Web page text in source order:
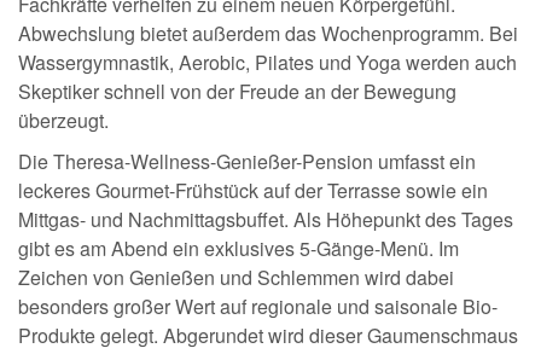
Abwechslung bietet außerdem das Wochenprogramm. Bei
Wassergymnastik, Aerobic, Pilates und Yoga werden auch
Skeptiker schnell von der Freude an der Bewegung
überzeugt.
Die Theresa-Wellness-Genießer-Pension umfasst ein
leckeres Gourmet-Frühstück auf der Terrasse sowie ein
Mittgas- und Nachmittagsbuffet. Als Höhepunkt des Tages
gibt es am Abend ein exklusives 5-Gänge-Menü. Im
Zeichen von Genießen und Schlemmen wird dabei
besonders großer Wert auf regionale und saisonale Bio-
Produkte gelegt. Abgerundet wird dieser Gaumenschmaus